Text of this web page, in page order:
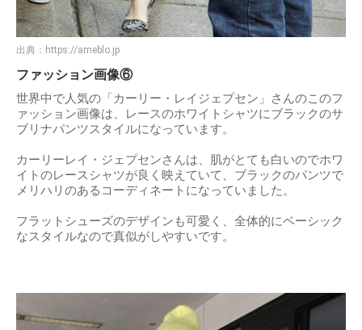
出典： https://ameblo.jp
ファッション画像⑥
世界中で人気の「カーリー・レイジェプセン」さんのこのフ
ァッション画像は、レースのホワイトシャツにブラックのサ
ブリナパンツスタイルになっています。
カーリーレイ・ジェプセンさんは、肌がとても白いのでホワ
イトのレースシャツが良く映えていて、ブラックのパンツで
メリハリのあるコーディネートになっていました。
フラットシューズのデザインも可愛く、全体的にベーシック
なスタイルなので真似がしやすいです。